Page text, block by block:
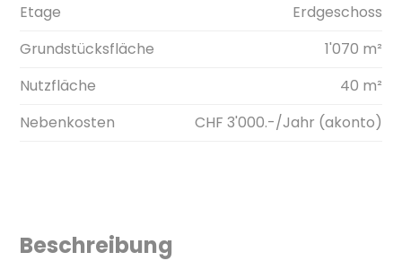
Beschreibung
Etage
Erdgeschoss
Grundstücksfläche
1'070 m²
Nutzfläche
40 m²
Nebenkosten
CHF 3'000.-/Jahr (akonto)